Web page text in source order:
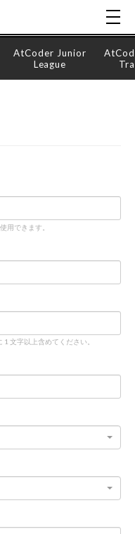
AtCoder Junior
League
用できます。
文字以上含めてください。